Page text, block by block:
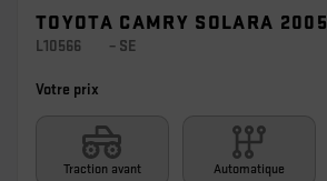
TOYOTA CAMRY SOLARA 2005
L10566 – SE
Votre prix
Traction avant Automatique